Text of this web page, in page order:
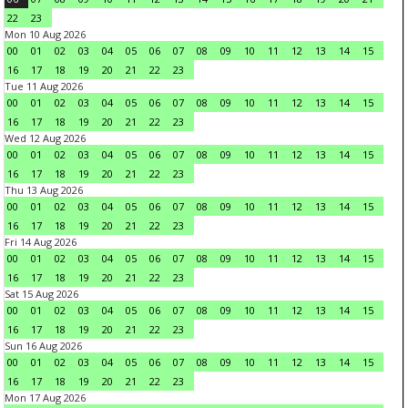
22
23
Mon 10 Aug 2026
00
01 02 03 04 05 06 07 08 09 10 11 12 13 14
15
16
17 18 19 20 21 22
23
Tue 11 Aug 2026
00
01 02 03 04 05 06 07 08 09 10 11 12 13 14
15
16
17 18 19 20 21 22
23
Wed 12 Aug 2026
00
01 02 03 04 05 06 07 08 09 10 11 12 13 14
15
16
17 18 19 20 21 22
23
Thu 13 Aug 2026
00
01 02 03 04 05 06 07 08 09 10 11 12 13 14
15
16
17 18 19 20 21 22
23
Fri 14 Aug 2026
00
01 02 03 04 05 06 07 08 09 10 11 12 13 14
15
16
17 18 19 20 21 22
23
Sat 15 Aug 2026
00
01 02 03 04 05 06 07 08 09 10 11 12 13 14
15
16
17 18 19 20 21 22
23
Sun 16 Aug 2026
00
01 02 03 04 05 06 07 08 09 10 11 12 13 14
15
16
17 18 19 20 21 22
23
Mon 17 Aug 2026